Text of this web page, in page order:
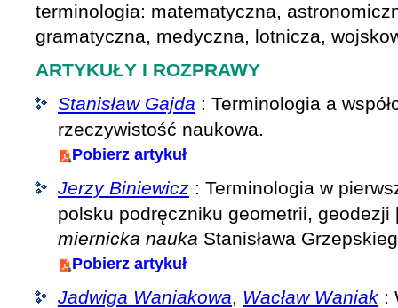
terminologia: matematyczna,
gramatyczna, medyczna, lotnicza,
ARTYKUŁY I ROZPRAWY
Stanisław Gajda : Terminologia a
rzeczywistość naukowa.
Pobierz artykuł
Jerzy Biniewicz : Terminologia w
polsku podręczniku geometrii, geodezji
miernicka nauka Stanisława
Pobierz artykuł
Jadwiga Waniakowa, Wacław Waniak :